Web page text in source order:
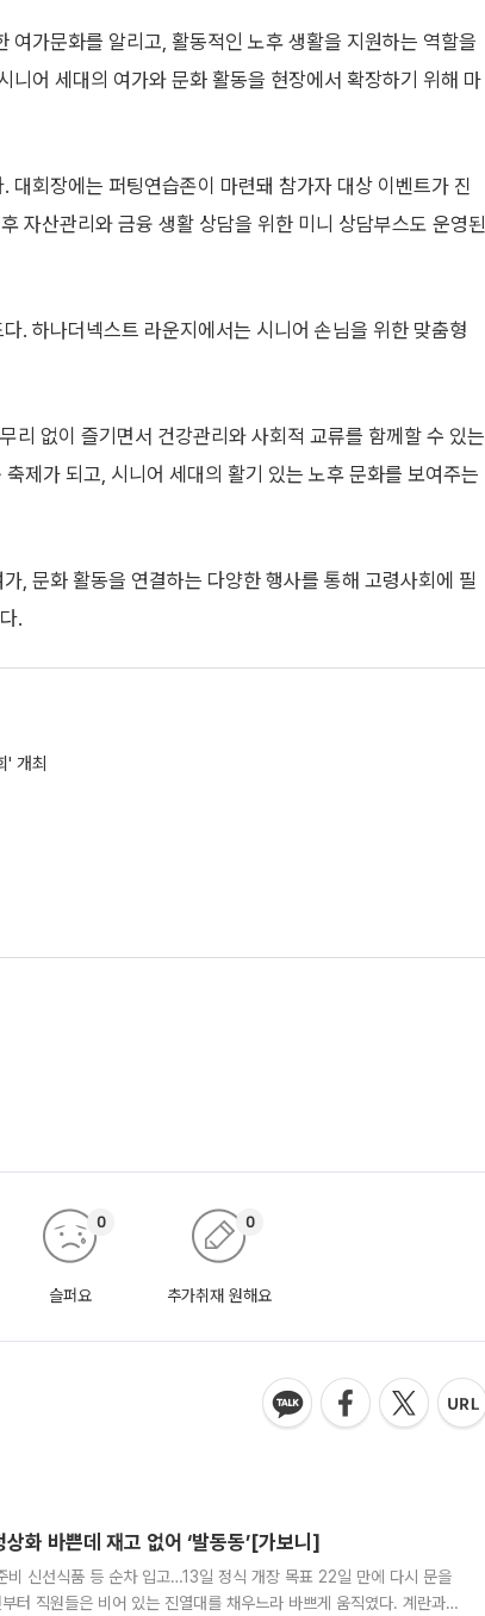
가문화를 알리고, 활동적인 노후 생활을 지원하는 역할을
니어 세대의 여가와 문화 활동을 현장에서 확장하기 위해 마
회장에는 퍼팅연습존이 마련돼 참가자 대상 이벤트가 진
자산관리와 금융 생활 상담을 위한 미니 상담부스도 운영된
. 하나더넥스트 라운지에서는 시니어 손님을 위한 맞춤형
리 없이 즐기면서 건강관리와 사회적 교류를 함께할 수 있는
제가 되고, 시니어 세대의 활기 있는 노후 문화를 보여주는
, 문화 활동을 연결하는 다양한 행사를 통해 고령사회에 필
.
' 개최
슬퍼요
0
추가취재 원해요
0
화 바쁜데 재고 없어 ‘발동동’[가보니]
비 신선식품 등 순차 입고…13일 정식 개장 목표 22일 만에 다시 문을
터 직원들은 비어 있는 진열대를 채우느라 바쁘게 움직였다. 계란과